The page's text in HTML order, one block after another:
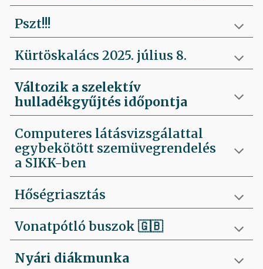
Pszt!!!
Kürtöskalács 2025. július 8.
Változik a szelektív
hulladékgyűjtés időpontja
Computeres látásvizsgálattal
egybekötött szemüvegrendelés
a SIKK-ben
Hőségriasztás
Vonatpótló buszok 🇬🇧
Nyári diákmunka